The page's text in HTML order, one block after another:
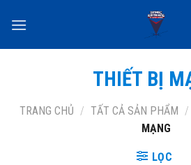
THIẾT BỊ
TRANG CHỦ / TẤT CẢ SẢN PHẨM /
MẠNG
LỌC